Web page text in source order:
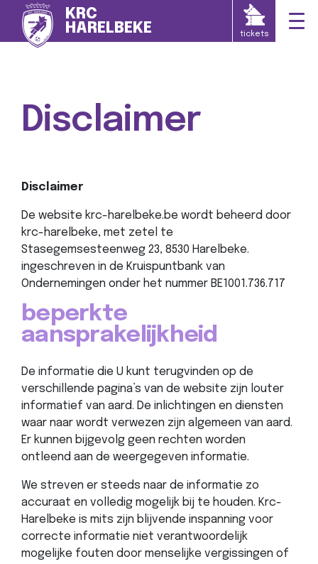
KRC
HARELBEKE
tickets
Disclaimer
Disclaimer
De website krc-harelbeke.be wordt beheerd door
krc-harelbeke, met zetel te
Stasegemsesteenweg 23, 8530 Harelbeke.
ingeschreven in de Kruispuntbank van
Ondernemingen onder het nummer BE1001.736.717
beperkte
aansprakelijkheid
De informatie die U kunt terugvinden op de
verschillende pagina’s van de website zijn louter
informatief van aard. De inlichtingen en diensten
waar naar wordt verwezen zijn algemeen van aard.
Er kunnen bijgevolg geen rechten worden
ontleend aan de weergegeven informatie.
We streven er steeds naar de informatie zo
accuraat en volledig mogelijk bij te houden. Krc-
Harelbeke is mits zijn blijvende inspanning voor
correcte informatie niet verantwoordelijk
mogelijke fouten door menselijke vergissingen of